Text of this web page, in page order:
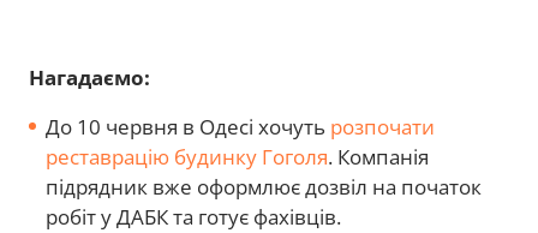
Нагадаємо:
До 10 червня в Одесі хочуть розпочати
реставрацію будинку Гоголя. Компанія
підрядник вже оформлює дозвіл на початок
робіт у ДАБК та готує фахівців.